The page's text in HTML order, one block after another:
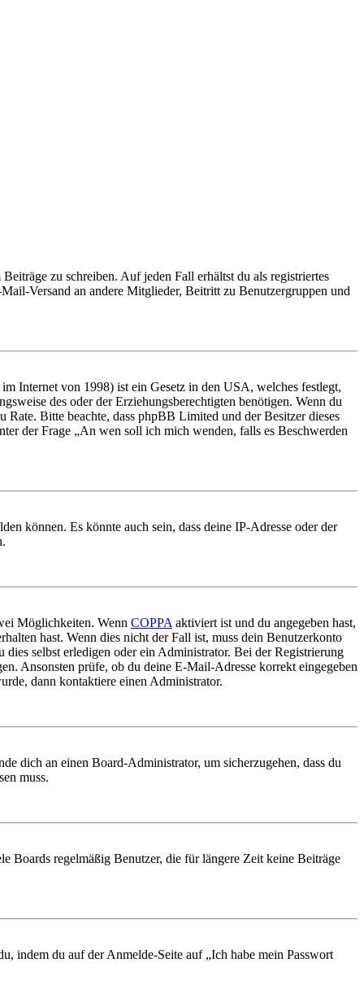
zu schreiben. Auf jeden Fall erhältst du als registriertes
Versand an andere Mitglieder, Beitritt zu Benutzergruppen und
Internet von 1998) ist ein Gesetz in den USA, welches festlegt,
des oder der Erziehungsberechtigten benötigen. Wenn du
Bitte beachte, dass phpBB Limited und der Besitzer dieses
der Frage „An wen soll ich mich wenden, falls es Beschwerden
können. Es könnte auch sein, dass deine IP-Adresse oder der
Möglichkeiten. Wenn COPPA aktiviert ist und du angegeben hast,
hast. Wenn dies nicht der Fall ist, muss dein Benutzerkonto
selbst erledigen oder ein Administrator. Bei der Registrierung
Ansonsten prüfe, ob du deine E-Mail-Adresse korrekt eingegeben
dann kontaktiere einen Administrator.
dich an einen Board-Administrator, um sicherzugehen, dass du
muss.
Boards regelmäßig Benutzer, die für längere Zeit keine Beiträge
indem du auf der Anmelde-Seite auf „Ich habe mein Passwort